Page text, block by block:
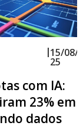
|15/08/
25
com IA:
23% em
dados